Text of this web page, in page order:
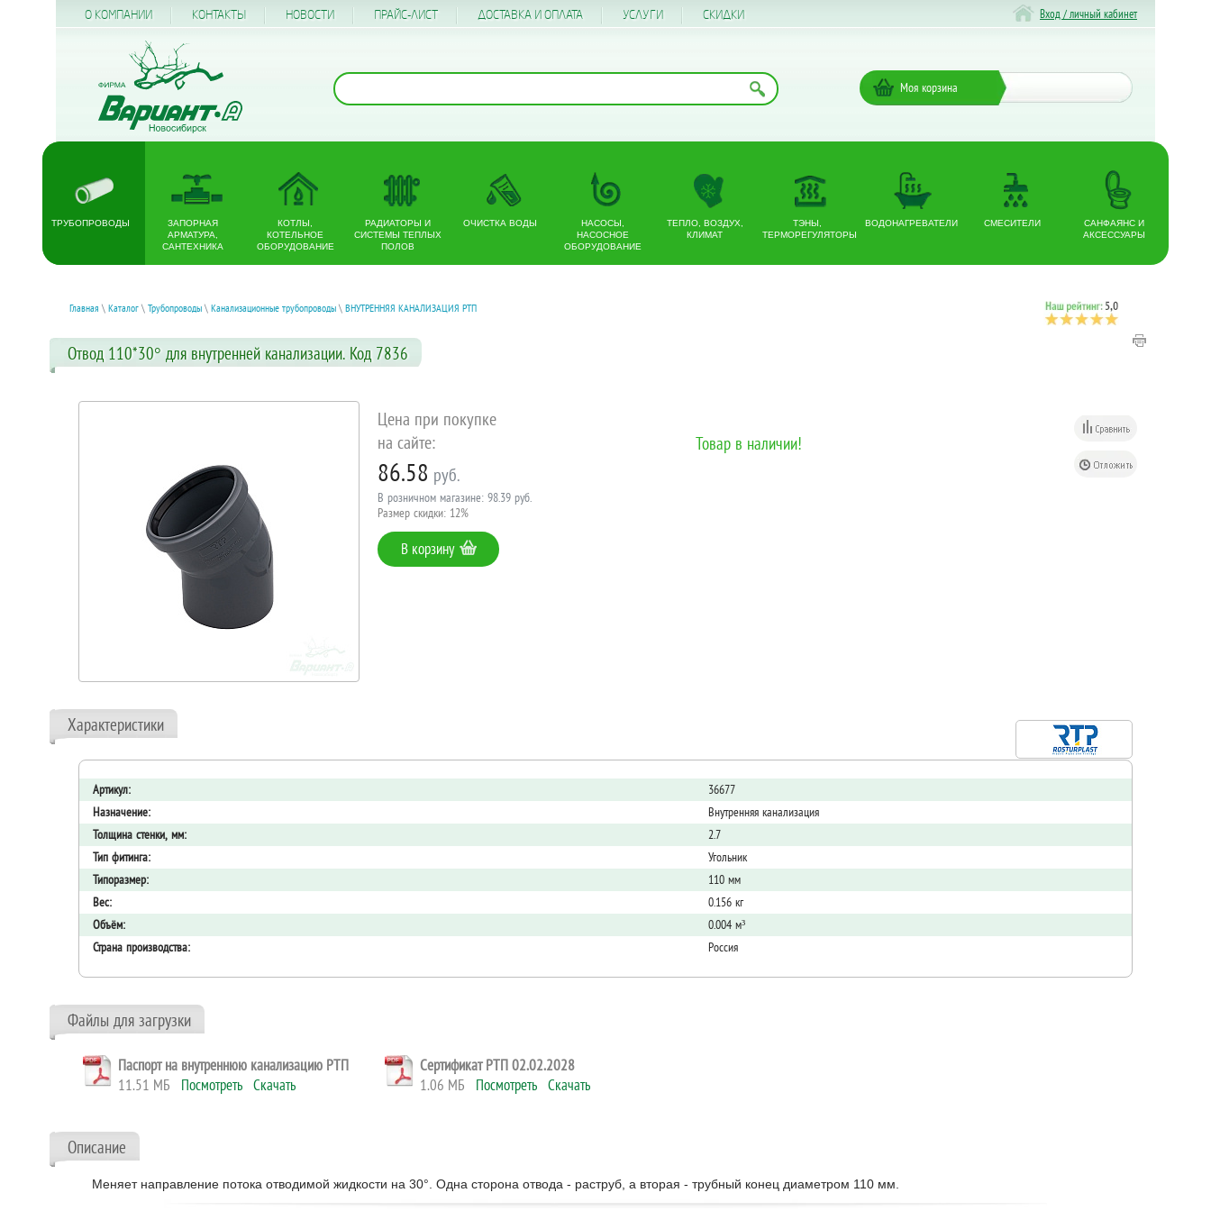
О КОМПАНИИ КОНТАКТЫ НОВОСТИ ПРАЙС-ЛИСТ ДОСТАВКА И ОПЛАТА УСЛУГИ CКИДКИ Вход / личный кабинет
Моя корзина
ТРУБОПРОВОДЫ
ЗАПОРНАЯ
АРМАТУРА,
САНТЕХНИКА
КОТЛЫ,
КОТЕЛЬНОЕ
ОБОРУДОВАНИЕ
РАДИАТОРЫ И
СИСТЕМЫ ТЕПЛЫХ
ПОЛОВ
ОЧИСТКА ВОДЫ
НАСОСЫ,
НАСОСНОЕ
ОБОРУДОВАНИЕ
ТЕПЛО, ВОЗДУХ,
КЛИМАТ
ТЭНЫ,
ТЕРМОРЕГУЛЯТОРЫ
ВОДОНАГРЕВАТЕЛИ СМЕСИТЕЛИ
САНФАЯНС И
АКСЕССУАРЫ
Главная \ Каталог \ Трубопроводы \ Канализационные трубопроводы \ ВНУТРЕННЯЯ КАНАЛИЗАЦИЯ РТП
Отвод 110*30° для внутренней канализации. Код 7836
Товар в наличии!
Цена при покупке
на сайте:
86.58 руб.
В розничном магазине: 98.39 руб.
Размер скидки: 12%
В корзину
Характеристики
Артикул:
36677
Назначение:
Внутренняя канализация
Толщина стенки, мм:
2.7
Тип фитинга:
Угольник
Типоразмер:
110 мм
Вес:
0.156 кг
Объём:
0.004 м³
Страна производства:
Россия
Файлы для загрузки
Паспорт на внутреннюю канализацию РТП
11.51 МБ Посмотреть Скачать
Сертификат РТП 02.02.2028
1.06 МБ Посмотреть Скачать
Описание
Меняет направление потока отводимой жидкости на 30°. Одна сторона отвода - раструб, а вторая - трубный конец диаметром 110 мм.